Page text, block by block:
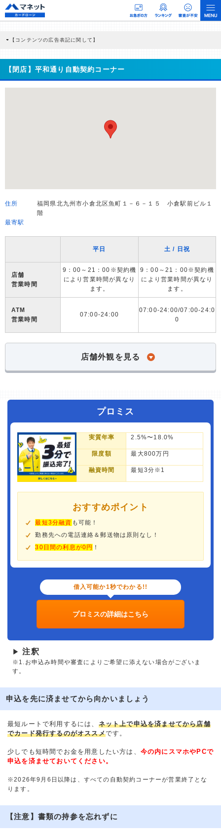
【コンテンツの広告表記に関して】
商品を根拠なくPRするものではなく、当編集部の調査／ユーザーへの口コミ収集な
どに基づき、公平性を担保した情報提供を行っています。
>提携企業一覧
【閉店】平和通り自動契約コーナー
住所
福岡県北九州市小倉北区魚町１－６－１５ 小倉駅前ビル１
階
最寄駅
平日 土 / 日祝
店舗
営業時間
9：00～21：00※契約機
により営業時間が異なり
ます。
9：00～21：00※契約機
により営業時間が異なり
ます。
ATM
営業時間
07:00-24:00
07:00-24:00/07:00-24:0
0
店舗外観を見る
プロミス
実質年率 2.5%〜18.0%
限度額 最大800万円
融資時間 最短3分※1
おすすめポイント
最短3分融資 も可能！
勤務先への電話連絡＆郵送物は原則なし！
30日間の利息が0円 ！
借入可能か1秒でわかる!!
プロミスの詳細はこちら
▶ 注釈
※1.お申込み時間や審査によりご希望に添えない場合がございま
す。
申込を先に済ませてから向かいましょう
最短ルートで利用するには、 ネット上で申込を済ませてから店舗
でカード発行するのがオススメです。
少しでも短時間でお金を用意したい方は、 今の内にスマホやPCで
申込を済ませておいてください。
※2026年9月6日以降は、すべての自動契約コーナーが営業終了とな
ります。
【注意】書類の持参を忘れずに